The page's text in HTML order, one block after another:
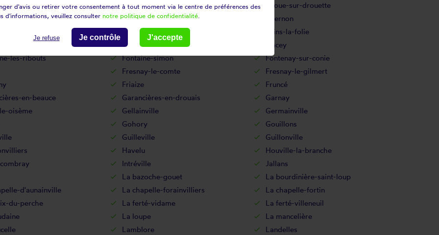
Dreux
Droue-sur-drouette
Épeautrolles
Épernon
Escorpain
Fains-la-folie
Fessanvilliers-mattanvillier
Flacey
les-ribouts Fontaine-simon
Fontenay-sur-conie
Fresnay-le-comte
Fresnay-le-gilmert
Friaize
Fruncé
en-beauce Garancières-en-drouais
Garnay
oisème Gellainville
Germainville
Gohory
Gouillons
Guilleville
Guillonville
Havelu
Houville-la-branche
Intréville
Jallans
La bazoche-gouet
La bourdinière-saint-loup
d'aunainville La chapelle-forainvilliers
La chapelle-fortin
du-perche La ferté-vidame
La ferté-villeneuil
La loupe
La mancelière
Lamblore
Landelles
d'avis ou retirer votre consentement à tout moment via le centre de préférences des
d'informations, veuillez consulter notre politique de confidentialité
Je refuse Je contrôle J'accepte